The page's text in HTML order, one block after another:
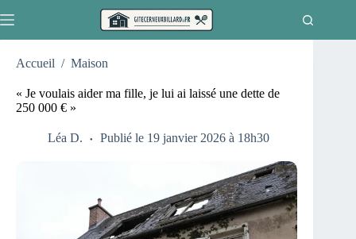
au
Accueil / Maison
« Je voulais aider ma fille, je lui ai laissé une dette de
250 000 € »
Léa D. Publié le 19 janvier 2026 à 18h30